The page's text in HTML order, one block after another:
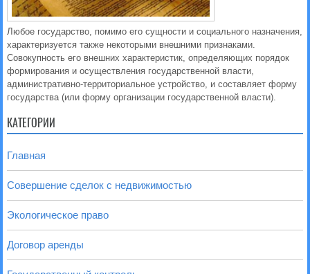
Любое государство, помимо его сущности и социального назначения,
характеризуется также некоторыми внешними признаками.
Совокупность его внешних характеристик, определяющих порядок
формирования и осуществления государственной власти,
административно-территориальное устройство, и составляет форму
государства (или форму организации государственной власти).
КАТЕГОРИИ
Главная
Совершение сделок с недвижимостью
Экологическое право
Договор аренды